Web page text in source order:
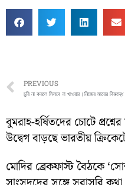
Prev
PREVIOUS
বুমরাহ-হর্ষিতদের চোটে
উদ্বেগ বাড়ছে ভারতীয়
মোদির ব্রেকফাস্ট বৈঠকে